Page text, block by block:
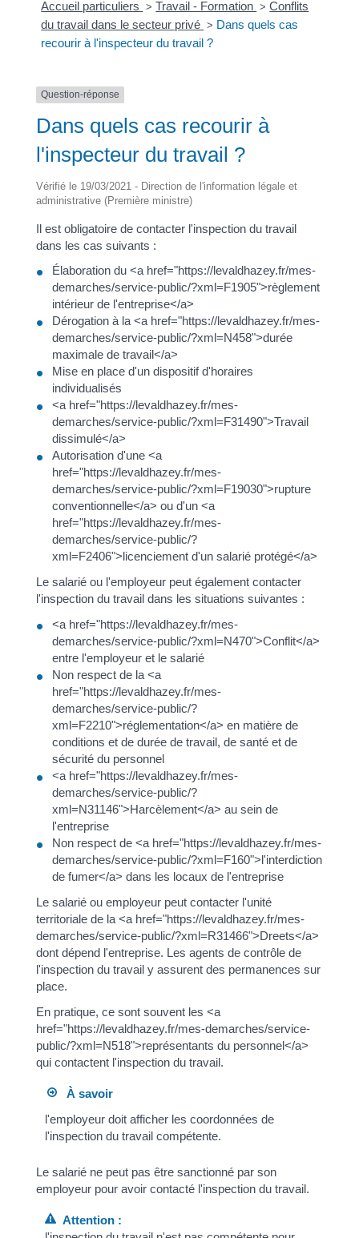
Accueil particuliers > Travail - Formation > Conflits
du travail dans le secteur privé > Dans quels cas
recourir à l'inspecteur du travail ?
Question-réponse
Dans quels cas recourir à
l'inspecteur du travail ?
Vérifié le 19/03/2021 - Direction de l'information légale et
administrative (Première ministre)
Il est obligatoire de contacter l'inspection du travail
dans les cas suivants :
Élaboration du <a href="https://levaldhazey.fr/mes-
demarches/service-public/?xml=F1905">règlement
intérieur de l'entreprise</a>
Dérogation à la <a href="https://levaldhazey.fr/mes-
demarches/service-public/?xml=N458">durée
maximale de travail</a>
Mise en place d'un dispositif d'horaires
individualisés
<a href="https://levaldhazey.fr/mes-
demarches/service-public/?xml=F31490">Travail
dissimulé</a>
Autorisation d'une <a
href="https://levaldhazey.fr/mes-
demarches/service-public/?xml=F19030">rupture
conventionnelle</a> ou d'un <a
href="https://levaldhazey.fr/mes-
demarches/service-public/?
xml=F2406">licenciement d'un salarié protégé</a>
Le salarié ou l'employeur peut également contacter
l'inspection du travail dans les situations suivantes :
<a href="https://levaldhazey.fr/mes-
demarches/service-public/?xml=N470">Conflit</a>
entre l'employeur et le salarié
Non respect de la <a
href="https://levaldhazey.fr/mes-
demarches/service-public/?
xml=F2210">réglementation</a> en matière de
conditions et de durée de travail, de santé et de
sécurité du personnel
<a href="https://levaldhazey.fr/mes-
demarches/service-public/?
xml=N31146">Harcèlement</a> au sein de
l'entreprise
Non respect de <a href="https://levaldhazey.fr/mes-
demarches/service-public/?xml=F160">l'interdiction
de fumer</a> dans les locaux de l'entreprise
Le salarié ou employeur peut contacter l'unité
territoriale de la <a href="https://levaldhazey.fr/mes-
demarches/service-public/?xml=R31466">Dreets</a>
dont dépend l'entreprise. Les agents de contrôle de
l'inspection du travail y assurent des permanences sur
place.
En pratique, ce sont souvent les <a
href="https://levaldhazey.fr/mes-demarches/service-
public/?xml=N518">représentants du personnel</a>
qui contactent l'inspection du travail.
À savoir
l'employeur doit afficher les coordonnées de
l'inspection du travail compétente.
Le salarié ne peut pas être sanctionné par son
employeur pour avoir contacté l'inspection du travail.
Attention :